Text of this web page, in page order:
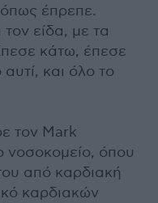
έπρεπε.
είδα, με τα
κάτω, έπεσε
και όλο το
τον Mark
νοσοκομείο, όπου
από καρδιακή
καρδιακών